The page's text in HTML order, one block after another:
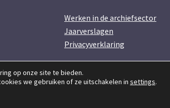
Werken in de archiefsector
Jaarverslagen
Privacyverklaring
op onze site te bieden.
we gebruiken of ze uitschakelen in settings.